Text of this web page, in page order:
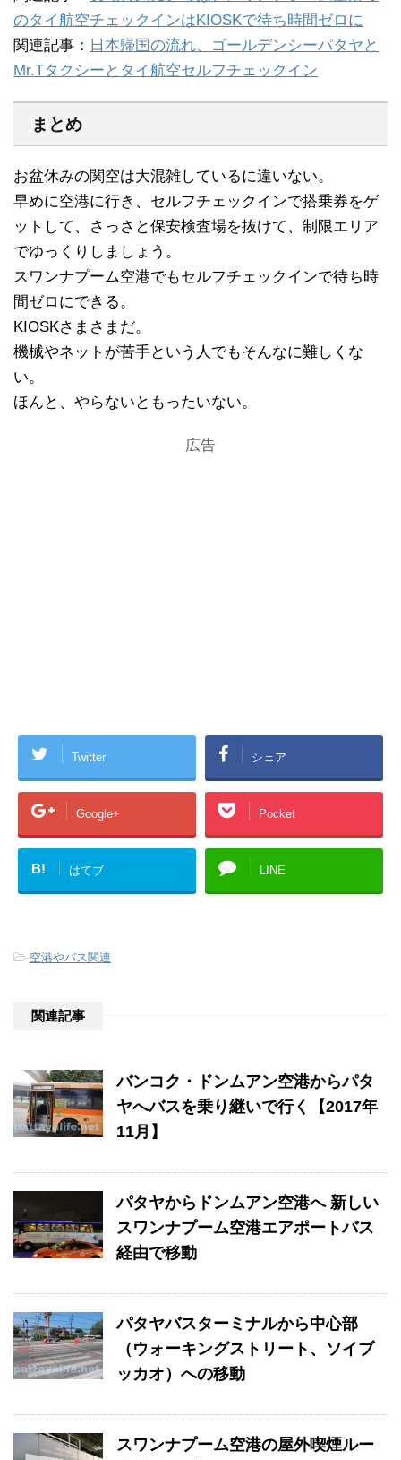
のタイ航空チェックインはKIOSKで待ち時間ゼロに
関連記事： 日本帰国の流れ、ゴールデンシーパタヤと
Mr.Tタクシーとタイ航空セルフチェックイン
まとめ
お盆休みの関空は大混雑しているに違いない。
早めに空港に行き、セルフチェックインで搭乗券をゲ
ットして、さっさと保安検査場を抜けて、制限エリア
でゆっくりしましょう。
スワンナプーム空港でもセルフチェックインで待ち時
間ゼロにできる。
KIOSKさまさまだ。
機械やネットが苦手という人でもそんなに難しくな
い。
ほんと、やらないともったいない。
広告
Twitter シェア
Google+ Pocket
B! はてブ LINE
-空港やバス関連
関連記事
バンコク・ドンムアン空港からパタ
ヤへバスを乗り継いで行く【2017年
11月】
パタヤからドンムアン空港へ 新しい
スワンナプーム空港エアポートバス
経由で移動
パタヤバスターミナルから中心部
（ウォーキングストリート、ソイブ
ッカオ）への移動
スワンナプーム空港の屋外喫煙ルー